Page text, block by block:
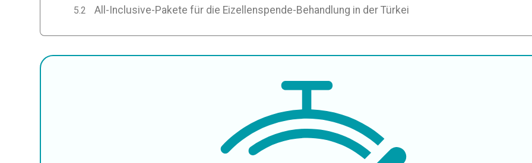
All-Inclusive-Pakete für die Eizellenspende-Behandlung in der Türkei